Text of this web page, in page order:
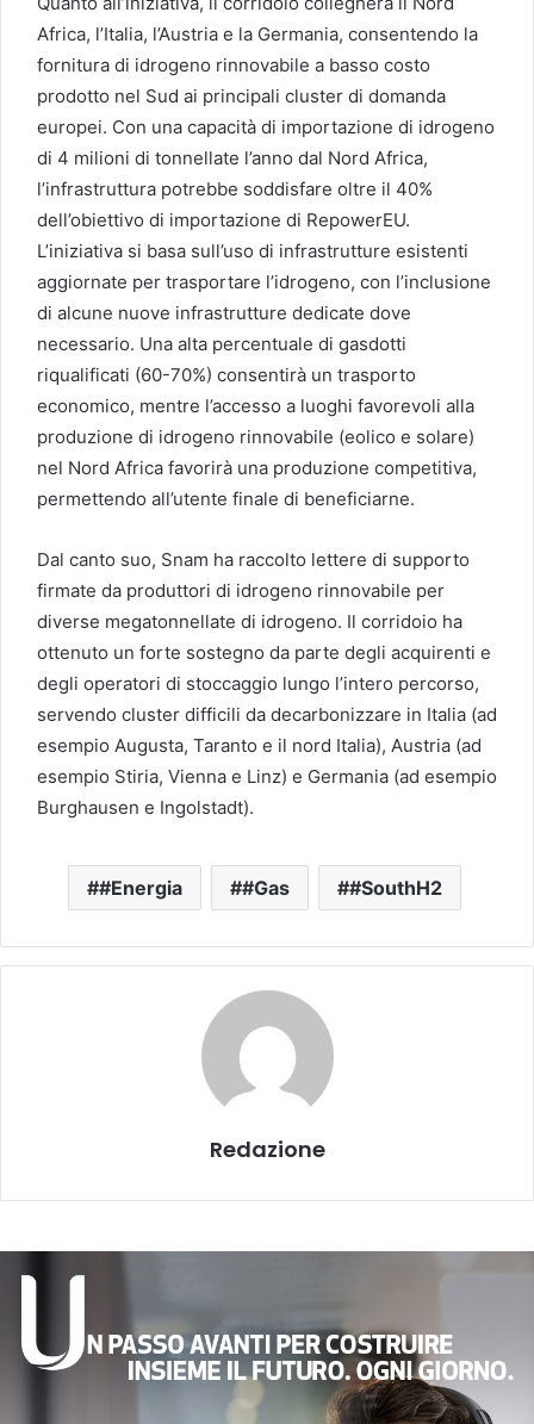
Africa, l’Italia, l’Austria e la Germania, consentendo la
fornitura di idrogeno rinnovabile a basso costo
prodotto nel Sud ai principali cluster di domanda
europei. Con una capacità di importazione di idrogeno
di 4 milioni di tonnellate l’anno dal Nord Africa,
l’infrastruttura potrebbe soddisfare oltre il 40%
dell’obiettivo di importazione di RepowerEU.
L’iniziativa si basa sull’uso di infrastrutture esistenti
aggiornate per trasportare l’idrogeno, con l’inclusione
di alcune nuove infrastrutture dedicate dove
necessario. Una alta percentuale di gasdotti
riqualificati (60-70%) consentirà un trasporto
economico, mentre l’accesso a luoghi favorevoli alla
produzione di idrogeno rinnovabile (eolico e solare)
nel Nord Africa favorirà una produzione competitiva,
permettendo all’utente finale di beneficiarne.
Dal canto suo, Snam ha raccolto lettere di supporto
firmate da produttori di idrogeno rinnovabile per
diverse megatonnellate di idrogeno. Il corridoio ha
ottenuto un forte sostegno da parte degli acquirenti e
degli operatori di stoccaggio lungo l’intero percorso,
servendo cluster difficili da decarbonizzare in Italia (ad
esempio Augusta, Taranto e il nord Italia), Austria (ad
esempio Stiria, Vienna e Linz) e Germania (ad esempio
Burghausen e Ingolstadt).
#Energia #Gas #SouthH2
Redazione